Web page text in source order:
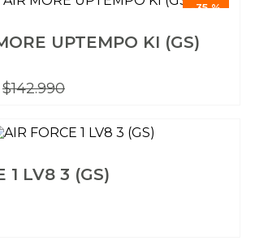
-35 %
UPTEMPO KI (GS)
$142.990
1 LV8 3 (GS)